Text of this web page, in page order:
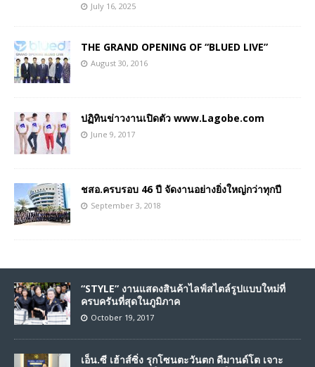
July 16, 2025
THE GRAND OPENING OF “BLUED LIVE”
August 30, 2016
ปฏิทินข่าวงานเปิดตัว www.Lagobe.com
June 9, 2017
ชสอ.ครบรอบ 46 ปี จัดงานอย่างยิ่งใหญ่กว่าทุกปี
September 3, 2018
“STYLE” งานแสดงสินค้าไลฟ์สไตล์รูปแบบใหม่ที่
ครบครันที่สุดในภูมิภาค
October 19, 2017
เอ็น.ซี เฮ้าส์ซิ่ง รุกโซนตะวันตก ดีมานด์โต เจาะ